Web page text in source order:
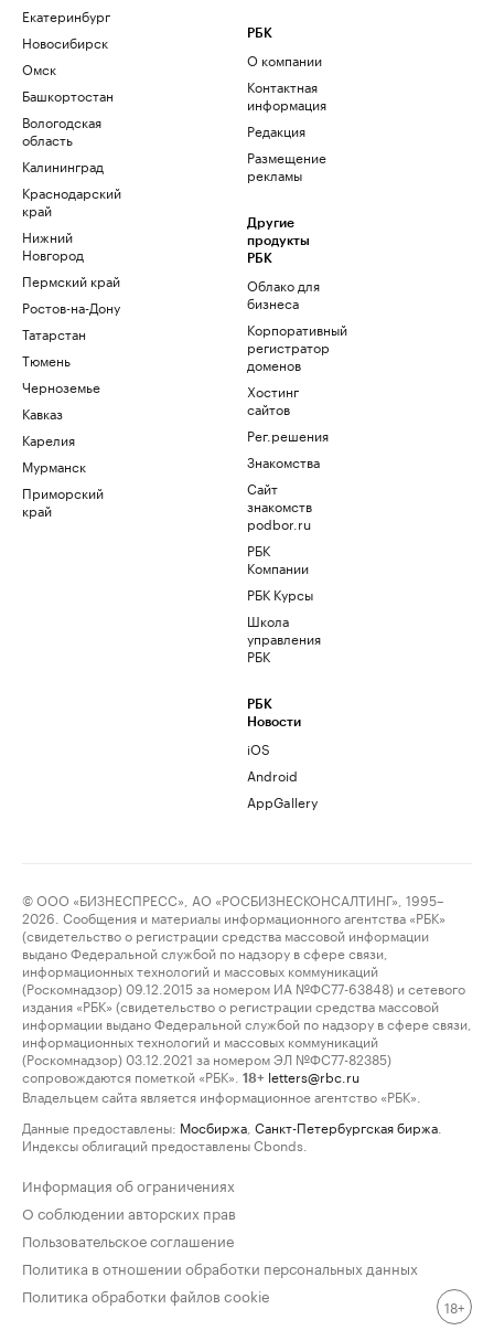
Екатеринбург
Новосибирск
Омск
Башкортостан
Вологодская
область
Калининград
Краснодарский
край
Нижний
Новгород
Пермский край
Ростов-на-Дону
Татарстан
Тюмень
Черноземье
Кавказ
Карелия
Мурманск
Приморский
край
РБК
О компании
Контактная
информация
Редакция
Размещение
рекламы
Другие
продукты
РБК
Облако для
бизнеса
Корпоративный
регистратор
доменов
Хостинг
сайтов
Рег.решения
Знакомства
Сайт
знакомств
podbor.ru
РБК
Компании
РБК Курсы
Школа
управления
РБК
РБК
Новости
iOS
Android
AppGallery
© ООО «БИЗНЕСПРЕСС», АО «РОСБИЗНЕСКОНСАЛТИНГ», 1995–
2026. Сообщения и материалы информационного агентства «РБК»
(свидетельство о регистрации средства массовой информации
выдано Федеральной службой по надзору в сфере связи,
информационных технологий и массовых коммуникаций
(Роскомнадзор) 09.12.2015 за номером ИА №ФС77-63848) и сетевого
издания «РБК» (свидетельство о регистрации средства массовой
информации выдано Федеральной службой по надзору в сфере связи,
информационных технологий и массовых коммуникаций
(Роскомнадзор) 03.12.2021 за номером ЭЛ №ФС77-82385)
сопровождаются пометкой «РБК».
18+ letters@rbc.ru
Владельцем сайта является информационное агентство «РБК».
Данные предоставлены: Мосбиржа Санкт-Петербургская биржа
Индексы облигаций предоставлены Cbonds.
Информация об ограничениях
О соблюдении авторских прав
Пользовательское соглашение
Политика в отношении обработки персональных данных
Политика обработки файлов cookie
18+